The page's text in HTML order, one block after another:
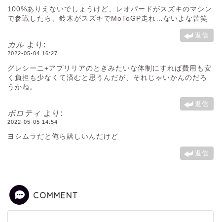
100%ありえないでしょうけど、レオパードがスズキのマシン
で参戦したら、鈴木がスズキでMoToGP走れ…ないよな苦笑
返信
カル より:
2022-05-04 16:27
グレシーニ+アプリリアのときみたいな体制にすれば費用も安
く負担も少なくて済むと思うんだが、それじゃいかんのだろ
うかね。
返信
ボロティ より:
2022-05-05 14:54
ヨシムラだと俺ら嬉しいんだけど
返信
COMMENT